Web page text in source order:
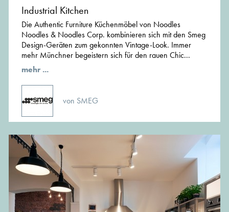
Industrial Kitchen
Die Authentic Furniture Küchenmöbel von Noodles
Noodles & Noodles Corp. kombinieren sich mit den Smeg
Design-Geräten zum gekonnten Vintage-Look. Immer
mehr Münchner begeistern sich für den rauen Chic...
mehr ...
von SMEG